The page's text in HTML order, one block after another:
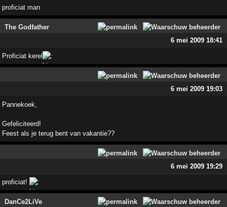
proficiat man
The Godfather
6 mei 2009 18:41
Proficiat kerel
6 mei 2009 19:03
Pannekoek,
Gefeliciteerd!
Feest als je terug bent van vakantie??
6 mei 2009 19:29
proficiat!
DanCe2LiVe